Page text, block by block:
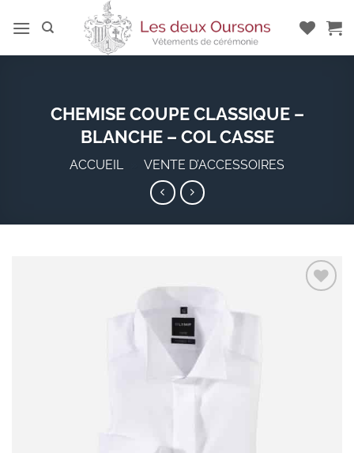
au
CHEMISE COUPE CLASSIQUE –
BLANCHE – COL CASSE
ACCUEIL VENTE D’ACCESSOIRES